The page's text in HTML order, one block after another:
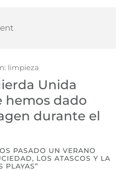
limpieza
Unida
hemos dado
durante el
PASADO UN VERANO
LOS ATASCOS Y LA
PLAYAS”